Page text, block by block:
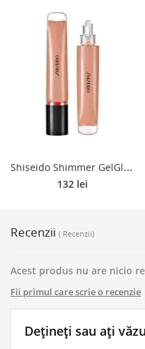
S
hiseido Shimmer GelGloss Luciu de Buze sclipitor cu efect de hidratare culoare 03 Kurumi Beige 9 ml
132 lei
Recenzii ( Recenzii)
Acest produs nu are nicio
Fii primul care scrie o recenzie
Dețineți sau ați